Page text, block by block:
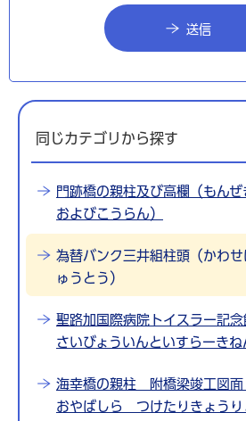
同じカテゴリから探す
門跡橋の親柱及び高欄（もん
およびこうらん）
為替バンク三井組柱頭（かわせ
ゅうとう）
聖路加国際病院トイスラー記念
さいびょういんといすらーきね
海幸橋の親柱 附橋梁竣工図面
おやばしら つけたりきょうり